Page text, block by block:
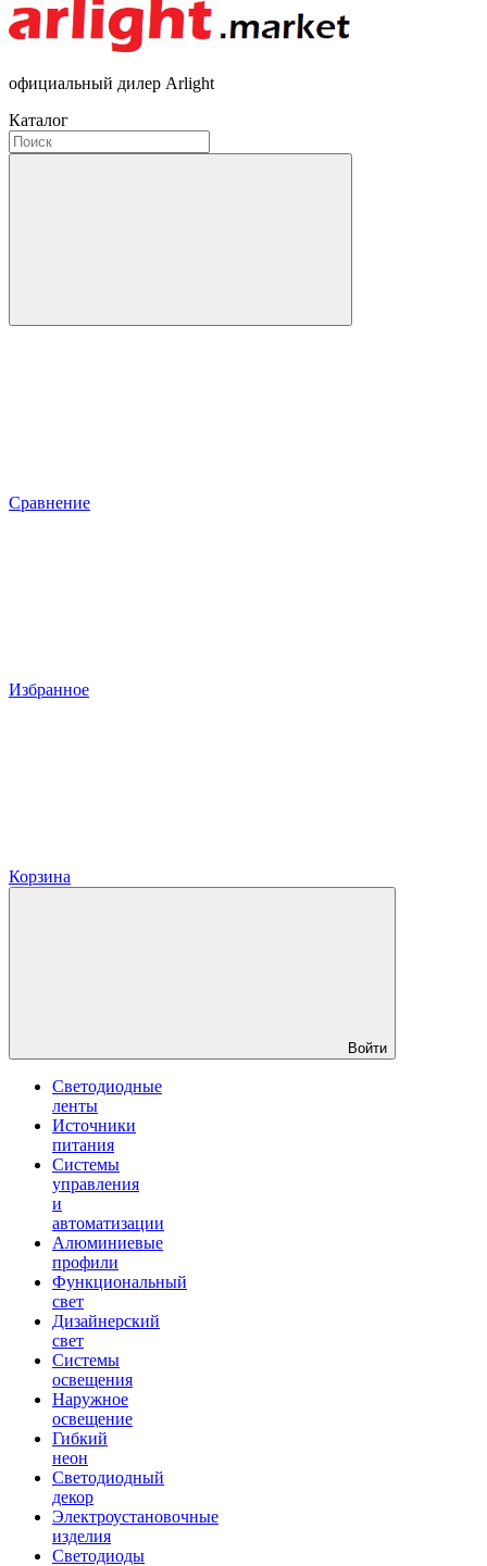
официальный дилер Arlight
Каталог
Сравнение
Избранное
Корзина
Войти
Светодиодные
ленты
Источники
питания
Системы
управления
и
автоматизации
Алюминиевые
профили
Функциональный
свет
Дизайнерский
свет
Системы
освещения
Наружное
освещение
Гибкий
неон
Светодиодный
декор
Электроустановочные
изделия
Светодиоды